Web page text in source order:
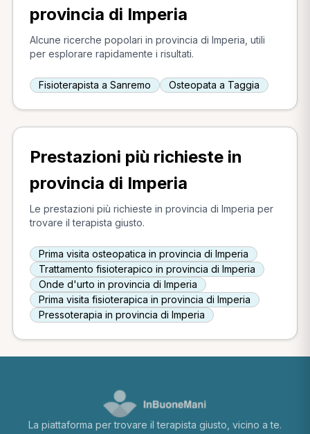
provincia di Imperia
Alcune ricerche popolari in provincia di Imperia, utili
per esplorare rapidamente i risultati.
Fisioterapista a Sanremo Osteopata a Taggia
Prestazioni più richieste in
provincia di Imperia
Le prestazioni più richieste in provincia di Imperia per
trovare il terapista giusto.
Prima visita osteopatica in provincia di Imperia
Trattamento fisioterapico in provincia di Imperia
Onde d'urto in provincia di Imperia
Prima visita fisioterapica in provincia di Imperia
Pressoterapia in provincia di Imperia
La piattaforma per trovare il terapista giusto, vicino a te.